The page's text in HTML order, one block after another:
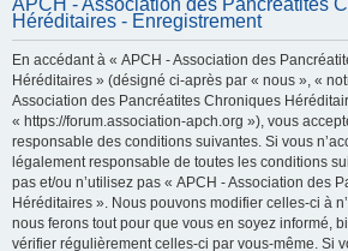
APCH - Association des Pancréatites
Héréditaires - Enregistrement
En accédant à « APCH - Association des
Héréditaires » (désigné ci-après par « nous », «
Association des Pancréatites Chroniques
« https://forum.association-apch.org »), vous
responsable des conditions suivantes. Si vous
légalement responsable de toutes les conditions
pas et/ou n’utilisez pas « APCH - Association des
Héréditaires ». Nous pouvons modifier celles-ci à
nous ferons tout pour que vous en soyez informé,
vérifier régulièrement celles-ci par vous-même. Si